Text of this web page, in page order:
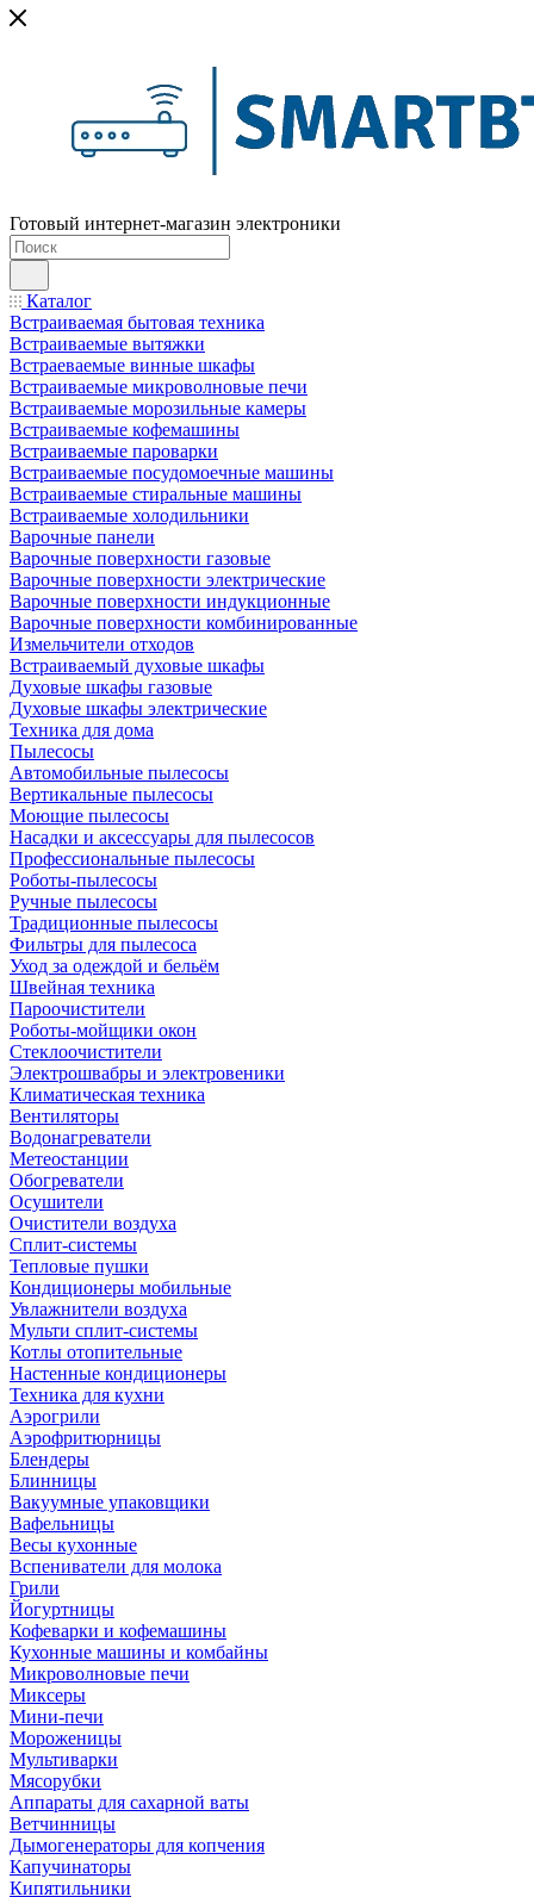
Готовый интернет-магазин электроники
Каталог
Встраиваемая бытовая техника
Встраиваемые вытяжки
Встраеваемые винные шкафы
Встраиваемые микроволновые печи
Встраиваемые морозильные камеры
Встраиваемые кофемашины
Встраиваемые пароварки
Встраиваемые посудомоечные машины
Встраиваемые стиральные машины
Встраиваемые холодильники
Варочные панели
Варочные поверхности газовые
Варочные поверхности электрические
Варочные поверхности индукционные
Варочные поверхности комбинированные
Измельчители отходов
Встраиваемый духовые шкафы
Духовые шкафы газовые
Духовые шкафы электрические
Техника для дома
Пылесосы
Автомобильные пылесосы
Вертикальные пылесосы
Моющие пылесосы
Насадки и аксессуары для пылесосов
Профессиональные пылесосы
Роботы-пылесосы
Ручные пылесосы
Традиционные пылесосы
Фильтры для пылесоса
Уход за одеждой и бельём
Швейная техника
Пароочистители
Роботы-мойщики окон
Стеклоочистители
Электрошвабры и электровеники
Климатическая техника
Вентиляторы
Водонагреватели
Метеостанции
Обогреватели
Осушители
Очистители воздуха
Сплит-системы
Тепловые пушки
Кондиционеры мобильные
Увлажнители воздуха
Мульти сплит-системы
Котлы отопительные
Настенные кондиционеры
Техника для кухни
Аэрогрили
Аэрофритюрницы
Блендеры
Блинницы
Вакуумные упаковщики
Вафельницы
Весы кухонные
Вспениватели для молока
Грили
Йогуртницы
Кофеварки и кофемашины
Кухонные машины и комбайны
Микроволновые печи
Миксеры
Мини-печи
Мороженицы
Мультиварки
Мясорубки
Аппараты для сахарной ваты
Ветчинницы
Дымогенераторы для копчения
Капучинаторы
Кипятильники